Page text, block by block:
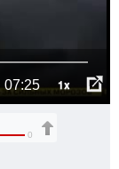
07:25 1x
0